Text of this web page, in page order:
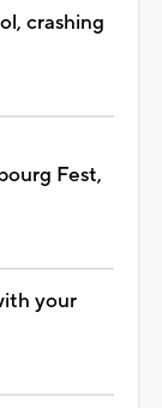
crashing
Fest,
your